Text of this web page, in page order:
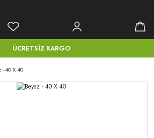
ÜCRETSİZ KARGO
- 40 X 40